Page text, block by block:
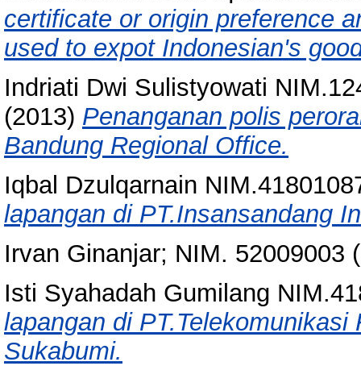
certificate or origin preference
used to expot Indonesian's
Indriati Dwi Sulistyowati
(2013) Penanganan polis
Bandung Regional Office.
Iqbal Dzulqarnain
lapangan di PT.Insansandang
Irvan Ginanjar; NIM. 52009003
Isti Syahadah Gumilang
lapangan di
Sukabumi.